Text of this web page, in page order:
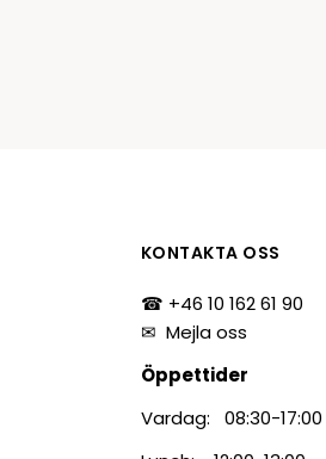
KONTAKTA OSS
☎ +46 10 162 61 90
✉ Mejla oss
Öppettider
Vardag: 08:30-17:00